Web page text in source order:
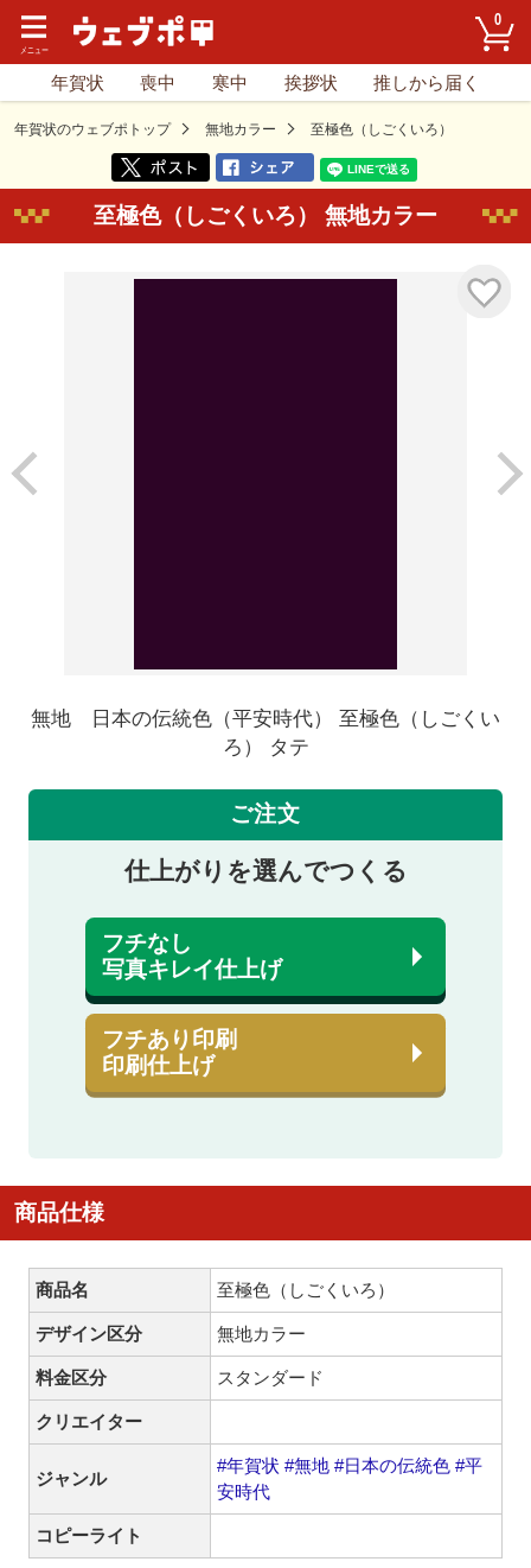
0
年賀状 喪中 寒中 挨拶状 推しから届く
年賀状のウェブポトップ 無地カラー 至極色（しごくいろ）
至極色（しごくいろ） 無地カラー
無地 日本の伝統色（平安時代） 至極色（しごくい
ろ） タテ
ご注文
仕上がりを選んでつくる
フチなし
写真キレイ仕上げ
フチあり印刷
印刷仕上げ
商品仕様
商品名 至極色（しごくいろ）
デザイン区分 無地カラー
料金区分 スタンダード
クリエイター
ジャンル
#年賀状 #無地 #日本の伝統色 #平
安時代
コピーライト